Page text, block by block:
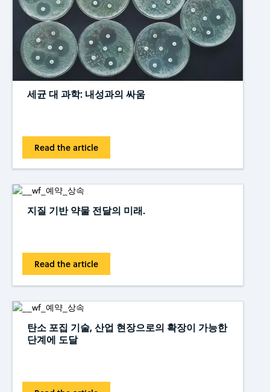
세균 대 과학: 내성과의 싸움
Read the article
지질 기반 약물 전달의 미래.
Read the article
탄소 포집 기술, 산업 현장으로의 확장이 가능한
단계에 도달